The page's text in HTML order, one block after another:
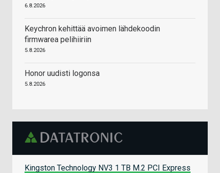
6.8.2026
Keychron kehittää avoimen lähdekoodin
firmwarea pelihiiriin
5.8.2026
Honor uudisti logonsa
5.8.2026
Kingston Technology NV3 1 TB M.2 PCI Express